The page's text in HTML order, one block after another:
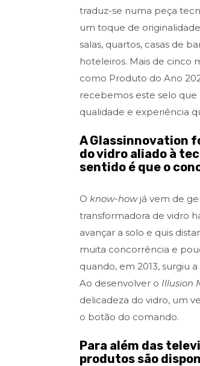
traduz-se numa peça
um toque de
salas, quartos, casas de
hoteleiros. Mais de cinco
como Produto do Ano
recebemos este selo que
qualidade e experiência
A Glassinnovation
do vidro aliado à
sentido é que o
O know-how já vem de
transformadora de vidro
avançar a solo e quis
muita concorrência e
quando, em 2013, surgiu
Ao desenvolver o Illusion
delicadeza do vidro, um
o botão do comando.
Para além das
produtos são